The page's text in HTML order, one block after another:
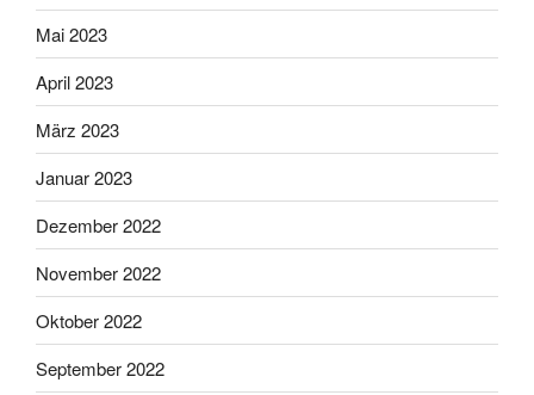
Mai 2023
April 2023
März 2023
Januar 2023
Dezember 2022
November 2022
Oktober 2022
September 2022